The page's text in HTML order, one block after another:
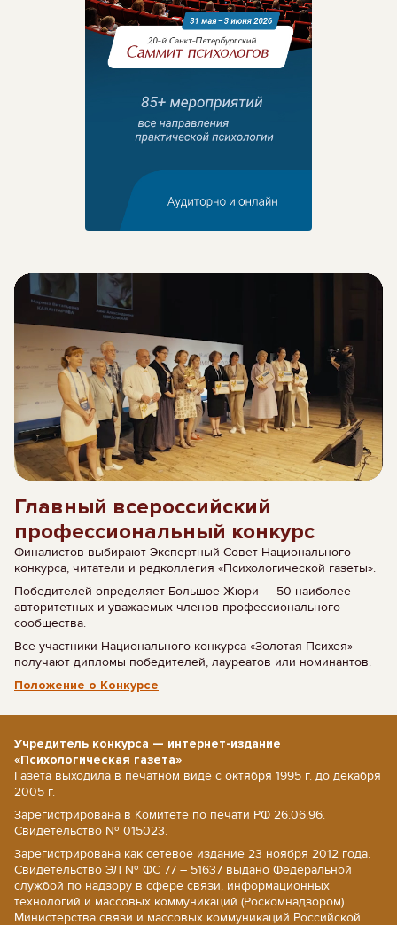
Главный всероссийский
профессиональный конкурс
Финалистов выбирают Экспертный Совет Национального
конкурса, читатели и редколлегия «Психологической газеты».
Победителей определяет Большое Жюри — 50 наиболее
авторитетных и уважаемых членов профессионального
сообщества.
Все участники Национального конкурса «Золотая Психея»
получают дипломы победителей, лауреатов или номинантов.
Положение о Конкурсе
Учредитель конкурса — интернет-издание
«Психологическая газета»
Газета выходила в печатном виде с октября 1995 г. до декабря
2005 г.
Зарегистрирована в Комитете по печати РФ 26.06.96.
Свидетельство № 015023.
Зарегистрирована как сетевое издание 23 ноября 2012 года.
Свидетельство ЭЛ № ФС 77 – 51637 выдано Федеральной
службой по надзору в сфере связи, информационных
технологий и массовых коммуникаций (Роскомнадзором)
Министерства связи и массовых коммуникаций Российской